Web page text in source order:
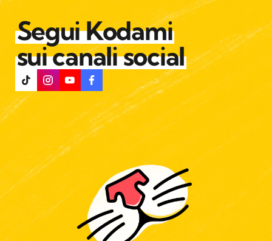
Segui Kodami
sui canali social